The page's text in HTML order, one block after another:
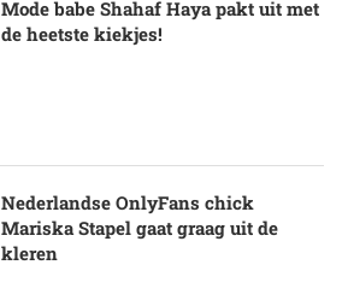
Mode babe Shahaf Haya pakt uit met
de heetste kiekjes!
Nederlandse OnlyFans chick
Mariska Stapel gaat graag uit de
kleren